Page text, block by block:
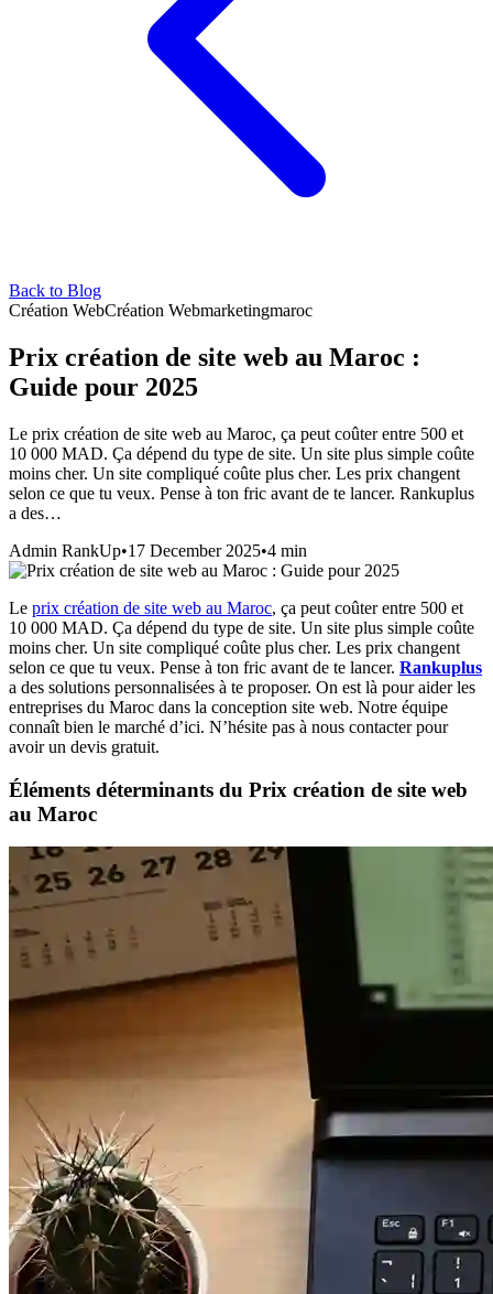
Back to Blog
Création WebCréation Webmarketingmaroc
Prix création de site web au Maroc :
Guide pour 2025
Le prix création de site web au Maroc, ça peut coûter entre 500 et
10 000 MAD. Ça dépend du type de site. Un site plus simple coûte
moins cher. Un site compliqué coûte plus cher. Les prix changent
selon ce que tu veux. Pense à ton fric avant de te lancer. Rankuplus
a des…
Admin RankUp•17 December 2025•4 min
Le prix création de site web au Maroc, ça peut coûter entre 500 et
10 000 MAD. Ça dépend du type de site. Un site plus simple coûte
moins cher. Un site compliqué coûte plus cher. Les prix changent
selon ce que tu veux. Pense à ton fric avant de te lancer. Rankuplus
a des solutions personnalisées à te proposer. On est là pour aider les
entreprises du Maroc dans la conception site web. Notre équipe
connaît bien le marché d’ici. N’hésite pas à nous contacter pour
avoir un devis gratuit.
Éléments déterminants du Prix création de site web
au Maroc